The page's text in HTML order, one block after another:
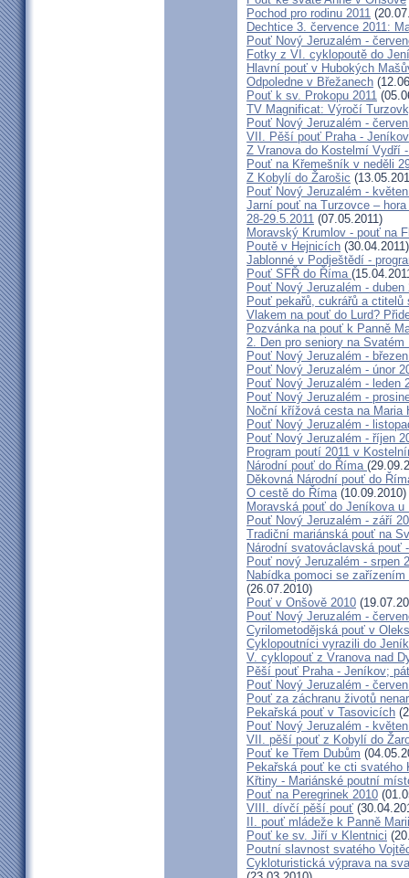
Pochod pro rodinu 2011
Dechtice 3. července 2011:
Pouť Nový Jeruzalém -
Fotky z VI. cyklopoutě do
Hlavní pouť v Hubokých
Odpoledne v Břežanech
Pouť k sv. Prokopu 2011
TV Magnificat: Výročí
Pouť Nový Jeruzalém -
VII. Pěší pouť Praha -
Z Vranova do Kostelmí Vydří
Pouť na Křemešník v neděli
Z Kobylí do Žarošic
Pouť Nový Jeruzalém -
Jarní pouť na Turzovce –
28-29.5.2011 (07.05.2011)
Moravský Krumlov - pouť na
Poutě v Hejnicích (30.04.2011)
Jablonné v Podještědí -
Pouť SFŘ do Říma
Pouť Nový Jeruzalém - duben
Pouť pekařů, cukrářů a ctitelů
Vlakem na pouť do Lurd?
Pozvánka na pouť k Panně
2. Den pro seniory na
Pouť Nový Jeruzalém -
Pouť Nový Jeruzalém - únor
Pouť Nový Jeruzalém - leden
Pouť Nový Jeruzalém -
Noční křížová cesta na Maria
Pouť Nový Jeruzalém -
Pouť Nový Jeruzalém - říjen
Program poutí 2011 v
Národní pouť do Říma
Děkovná Národní pouť do
O cestě do Říma(10.09.2010)
Moravská pouť do Jeníkova u
Pouť Nový Jeruzalém - září
Tradiční mariánská pouť na
Národní svatováclavská pouť
Pouť nový Jeruzalém - srpen
Nabídka pomoci se
(26.07.2010)
Pouť v Onšově 2010
Pouť Nový Jeruzalém -
Cyrilometodějská pouť v
Cyklopoutníci vyrazili do
V. cyklopouť z Vranova nad
Pěší pouť Praha - Jeníkov;
Pouť Nový Jeruzalém -
Pouť za záchranu životů
Pekařská pouť v Tasovicích
Pouť Nový Jeruzalém -
VII. pěší pouť z Kobylí do
Pouť ke Třem Dubům
Pekařská pouť ke cti svatého
Křtiny - Mariánské poutní
Pouť na Peregrinek 2010
VIII. dívčí pěší pouť
II. pouť mládeže k Panně
Pouť ke sv. Jiří v Klentnici
Poutní slavnost svatého
Cykloturistická výprava na